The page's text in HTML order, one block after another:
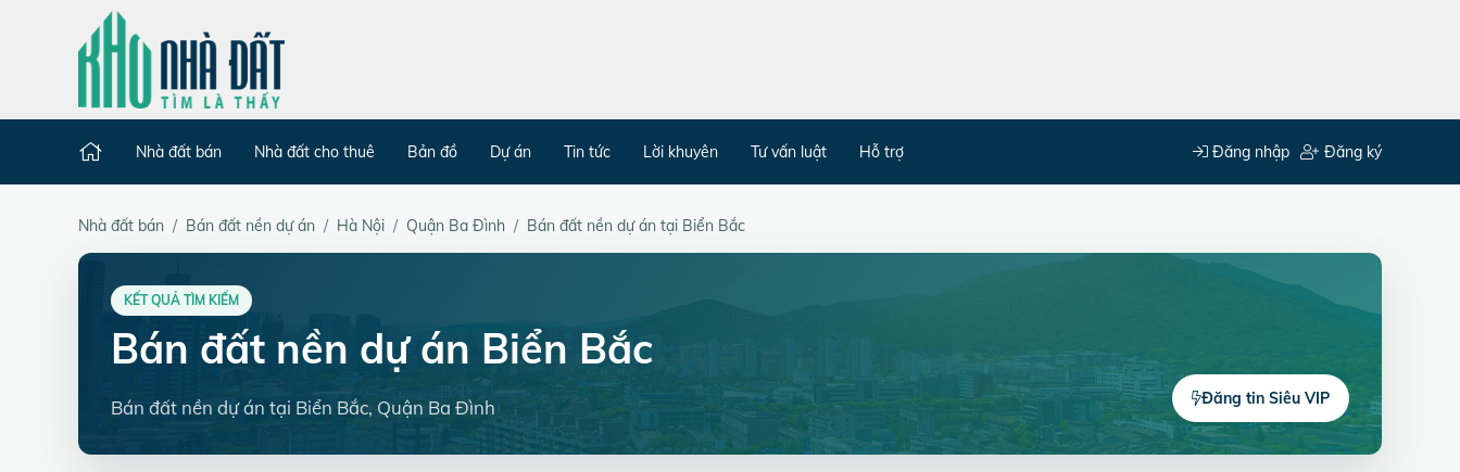
Nhà đất bán Nhà đất cho thuê Bản đồ Dự án Tin tức Lời khuyên Tư vấn luật Hỗ trợ Đăng nhập Đăng ký
Nhà đất bán Bán đất nền dự án Hà Nội Quận Ba Đình Bán đất nền dự án tại Biển Bắc
KẾT QUẢ TÌM KIẾM
Bán đất nền dự án Biển Bắc
Bán đất nền dự án tại Biển Bắc, Quận Ba Đình Đăng tin Siêu VIP